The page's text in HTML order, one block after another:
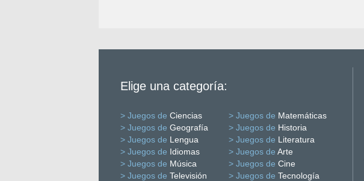
Elige una categoría:
> Juegos de Ciencias > Juegos de Matemáticas
> Juegos de Geografía > Juegos de Historia
> Juegos de Lengua > Juegos de Literatura
> Juegos de Idiomas > Juegos de Arte
> Juegos de Música > Juegos de Cine
> Juegos de Televisión > Juegos de Tecnología